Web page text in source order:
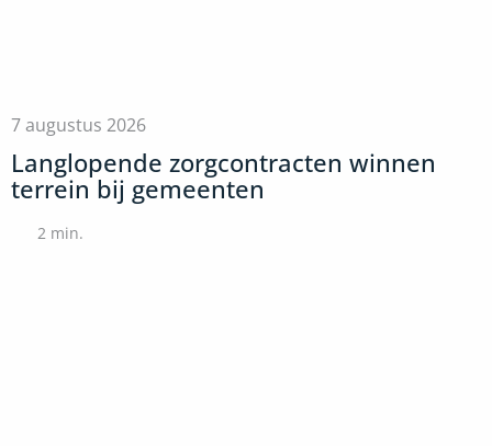
7 augustus 2026
Langlopende zorgcontracten winnen
terrein bij gemeenten
2 min.